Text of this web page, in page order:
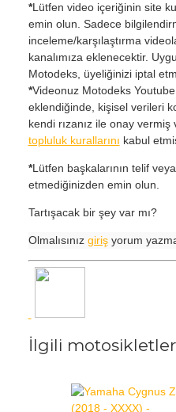
*Lütfen video içeriğinin site
emin olun. Sadece
inceleme/karşılaştırma
kanalımıza eklenecektir.
Motodeks, üyeliğinizi iptal
*Videonuz Motodeks
eklendiğinde, kişisel verileri
kendi rızanız ile onay vermiş
topluluk kurallarını kabul
*Lütfen başkalarının telif
etmediğinizden emin olun.
Tartışacak bir şey var mı?
Olmalısınız girişyorum
İlgili motosikletler